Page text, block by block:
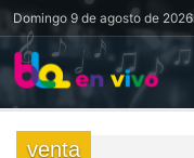
Domingo 9 de agosto de 2026
venta